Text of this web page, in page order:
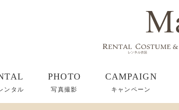
ンタル
PHOTO
写真撮影
CAMPAIGN
キャンペーン